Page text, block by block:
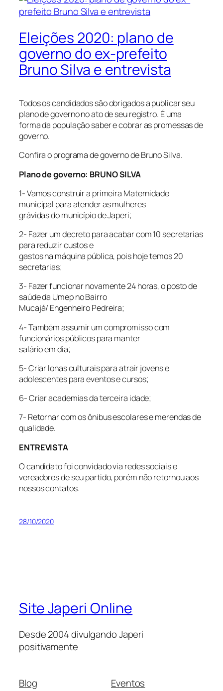
Eleições 2020: plano de
governo do ex-prefeito
Bruno Silva e entrevista
Todos os candidados são obrigados a publicar seu
plano de governo no ato de seu registro. É uma
forma da população saber e cobrar as promessas de
governo.
Confira o programa de governo de Bruno Silva.
Plano de governo: BRUNO SILVA
1- Vamos construir a primeira Maternidade
municipal para atender as mulheres
grávidas do município de Japeri;
2- Fazer um decreto para acabar com 10 secretarias
para reduzir custos e
gastos na máquina pública, pois hoje temos 20
secretarias;
3- Fazer funcionar novamente 24 horas, o posto de
saúde da Umep no Bairro
Mucajá/ Engenheiro Pedreira;
4- Também assumir um compromisso com
funcionários públicos para manter
salário em dia;
5- Criar lonas culturais para atrair jovens e
adolescentes para eventos e cursos;
6- Criar academias da terceira idade;
7- Retornar com os ônibus escolares e merendas de
qualidade.
ENTREVISTA
O candidato foi convidado via redes sociais e
vereadores de seu partido, porém não retornou aos
nossos contatos.
28/10/2020
Site Japeri Online
Desde 2004 divulgando Japeri
positivamente
Blog
Eventos